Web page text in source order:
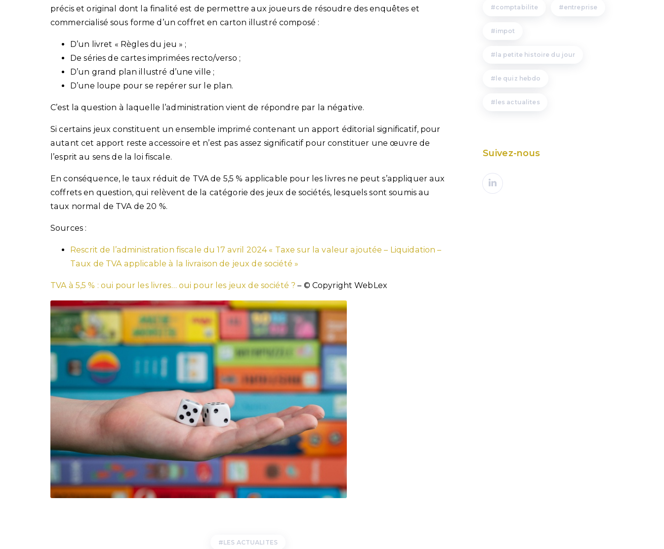
précis et original dont la finalité est de permettre aux joueurs de résoudre des enquêtes et
commercialisé sous forme d’un coffret en carton illustré composé :
D’un livret « Règles du jeu » ;
De séries de cartes imprimées recto/verso ;
D’un grand plan illustré d’une ville ;
D’une loupe pour se repérer sur le plan.
C’est la question à laquelle l’administration vient de répondre par la négative.
Si certains jeux constituent un ensemble imprimé contenant un apport éditorial significatif, pour
autant cet apport reste accessoire et n’est pas assez significatif pour constituer une œuvre de
l’esprit au sens de la loi fiscale.
En conséquence, le taux réduit de TVA de 5,5 % applicable pour les livres ne peut s’appliquer aux
coffrets en question, qui relèvent de la catégorie des jeux de sociétés, lesquels sont soumis au
taux normal de TVA de 20 %.
Sources :
Rescrit de l’administration fiscale du 17 avril 2024 « Taxe sur la valeur ajoutée – Liquidation –
Taux de TVA applicable à la livraison de jeux de société »
TVA à 5,5 % : oui pour les livres… oui pour les jeux de société ? – © Copyright WebLex
LES ACTUALITES
comptabilite entreprise
impot
la petite histoire du jour
le quiz hebdo
les actualites
Suivez-nous